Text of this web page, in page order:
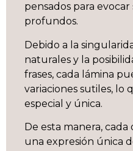
pensados para
profundos.
Debido a la
naturales y la
frases, cada lámina
variaciones sutiles, lo
especial y única.
De esta manera,
una expresión única